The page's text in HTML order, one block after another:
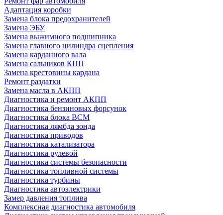
Адаптация коробки
Замена блока предохранителей
Замена ЭБУ
Замена выжимного подшипника
Замена главного цилиндра сцепления
Замена карданного вала
Замена сальников КПП
Замена крестовины кардана
Ремонт раздатки
Замена масла в АКПП
Диагностика и ремонт АКПП
Диагностика бензиновых форсунок
Диагностика блока BCM
Диагностика лямбда зонда
Диагностика приводов
Диагностика катализатора
Диагностика рулевой
Диагностика системы безопасности
Диагностика топливной системы
Диагностика турбины
Диагностика автоэлектрики
Замер давления топлива
Комплексная диагностика автомобиля